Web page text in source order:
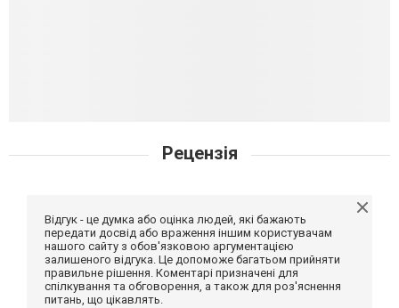
Рецензія
Відгук - це думка або оцінка людей, які бажають
передати досвід або враження іншим користувачам
нашого сайту з обов'язковою аргументацією
залишеного відгука. Це допоможе багатьом прийняти
правильне рішення. Коментарі призначені для
спілкування та обговорення, а також для роз'яснення
питань, що цікавлять.